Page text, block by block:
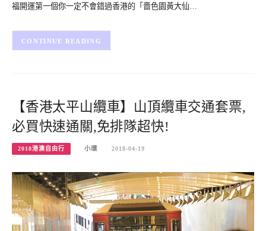
福開運第一個你一定不會錯過香港的「嗇色園黃大仙…
CONTINUE READING
【香港太平山纜車】山頂纜車交通套票,
必買快速通關,免排隊超快!
2018港澳自由行 小環 2018-04-19